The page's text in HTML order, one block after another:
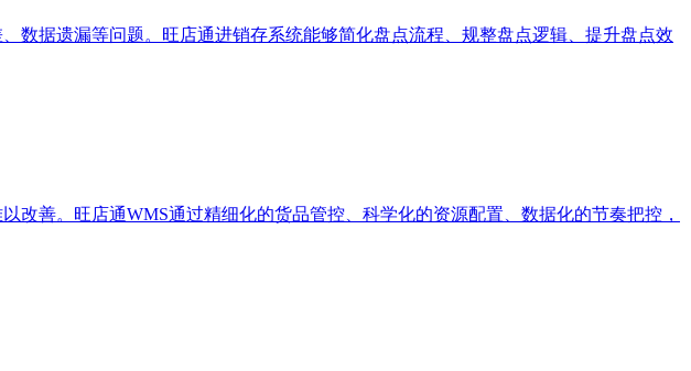
数据遗漏等问题。旺店通进销存系统能够简化盘点流程、规整盘点逻辑、提升盘点效
善。旺店通WMS通过精细化的货品管控、科学化的资源配置、数据化的节奏把控，